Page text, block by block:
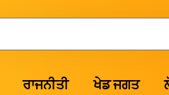
ਰਾਜਨੀਤੀ ਖੇਡ ਜਗਤ